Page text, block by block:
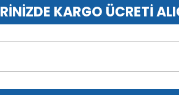
KARGO ÜCRETİ